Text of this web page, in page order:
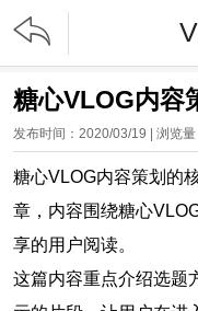

糖心VLOG内容
发布时间：2020/03/19 | 浏览量
糖心VLOG内容策划的
章，内容围绕糖心
享的用户阅读。
这篇内容重点介绍选题